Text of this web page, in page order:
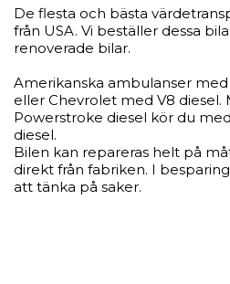
De flesta och bästa
från USA. Vi beställer dessa
renoverade bilar.
Amerikanska ambulanser
eller Chevrolet med V8 diesel.
Powerstroke diesel kör du
diesel.
Bilen kan repareras helt på
direkt från fabriken. I
att tänka på saker.